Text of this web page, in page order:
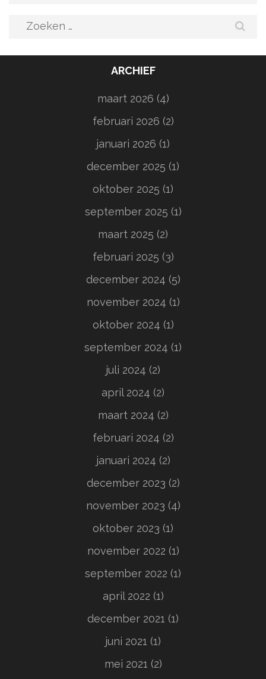
Zoeken
ARCHIEF
maart 2026 (4)
februari 2026 (2)
januari 2026 (1)
december 2025 (1)
oktober 2025 (1)
september 2025 (1)
maart 2025 (2)
februari 2025 (3)
december 2024 (5)
november 2024 (1)
oktober 2024 (1)
september 2024 (1)
juli 2024 (2)
april 2024 (2)
maart 2024 (2)
februari 2024 (2)
januari 2024 (2)
december 2023 (2)
november 2023 (4)
oktober 2023 (1)
november 2022 (1)
september 2022 (1)
april 2022 (1)
december 2021 (1)
juni 2021 (1)
mei 2021 (2)